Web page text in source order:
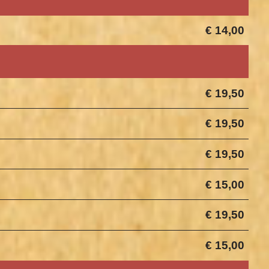
€ 14,00
€ 19,50
€ 19,50
€ 19,50
€ 15,00
€ 19,50
€ 15,00